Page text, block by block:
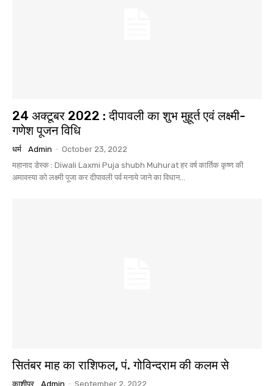
24 अक्टूबर 2022 : दीपावली का शुभ मुहूर्त एवं लक्ष्मी-
गणेश पूजन विधि
धर्म Admin - October 23, 2022
महानाद डेस्क : Diwali Laxmi Puja shubh Muhurat हर वर्ष कार्तिक कृष्ण की
अमावस्या को लक्ष्मी पूजा कर दीपावली पर्व मनाये जाने का विधान...
सितंबर माह का राशिफल, पं. गोविन्दराम की कलम से
काशीपुर Admin - September 2, 2022